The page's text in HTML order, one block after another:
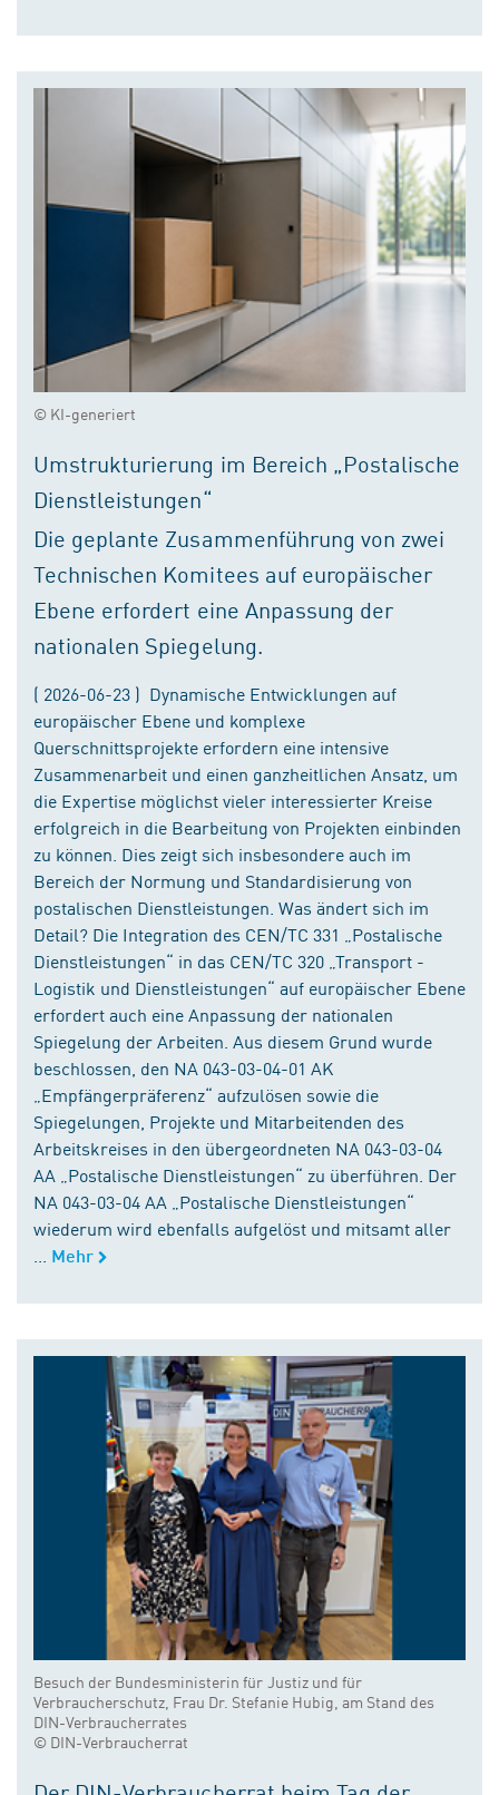
© KI-generiert
Umstrukturierung im Bereich „Postalische
Dienstleistungen“
Die geplante Zusammenführung von zwei
Technischen Komitees auf europäischer
Ebene erfordert eine Anpassung der
nationalen Spiegelung.
( 2026-06-23 ) Dynamische Entwicklungen auf
europäischer Ebene und komplexe
Querschnittsprojekte erfordern eine intensive
Zusammenarbeit und einen ganzheitlichen Ansatz, um
die Expertise möglichst vieler interessierter Kreise
erfolgreich in die Bearbeitung von Projekten einbinden
zu können. Dies zeigt sich insbesondere auch im
Bereich der Normung und Standardisierung von
postalischen Dienstleistungen. Was ändert sich im
Detail? Die Integration des CEN/TC 331 „Postalische
Dienstleistungen“ in das CEN/TC 320 „Transport -
Logistik und Dienstleistungen“ auf europäischer Ebene
erfordert auch eine Anpassung der nationalen
Spiegelung der Arbeiten. Aus diesem Grund wurde
beschlossen, den NA 043-03-04-01 AK
„Empfängerpräferenz“ aufzulösen sowie die
Spiegelungen, Projekte und Mitarbeitenden des
Arbeitskreises in den übergeordneten NA 043-03-04
AA „Postalische Dienstleistungen“ zu überführen. Der
NA 043-03-04 AA „Postalische Dienstleistungen“
wiederum wird ebenfalls aufgelöst und mitsamt aller
Mehr
Besuch der Bundesministerin für Justiz und für
Verbraucherschutz, Frau Dr. Stefanie Hubig, am Stand des
DIN-Verbraucherrates
© DIN-Verbraucherrat